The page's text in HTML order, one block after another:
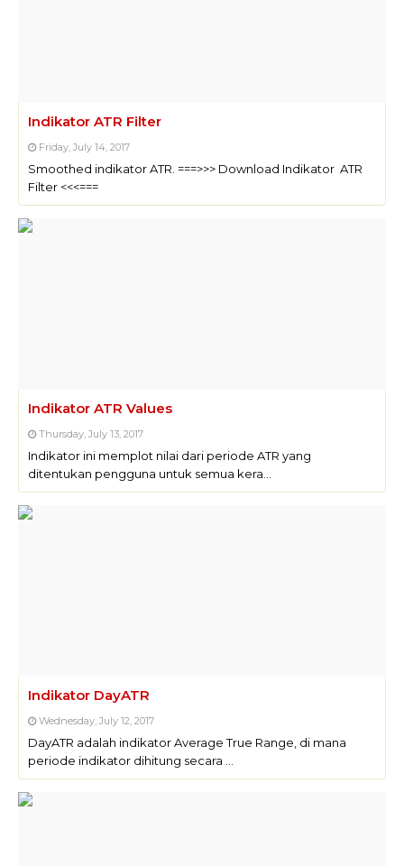
Indikator ATR Filter
Friday, July 14, 2017
Smoothed indikator ATR. ===>>> Download Indikator ATR
Filter <<<===
Indikator ATR Values
Thursday, July 13, 2017
Indikator ini memplot nilai dari periode ATR yang
ditentukan pengguna untuk semua kera…
Indikator DayATR
Wednesday, July 12, 2017
DayATR adalah indikator Average True Range, di mana
periode indikator dihitung secara …